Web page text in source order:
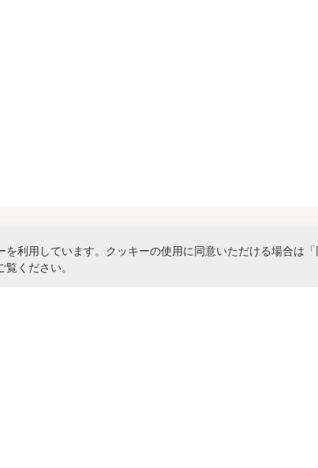
利用しています。クッキーの使用に同意いただける場合は
覧ください。